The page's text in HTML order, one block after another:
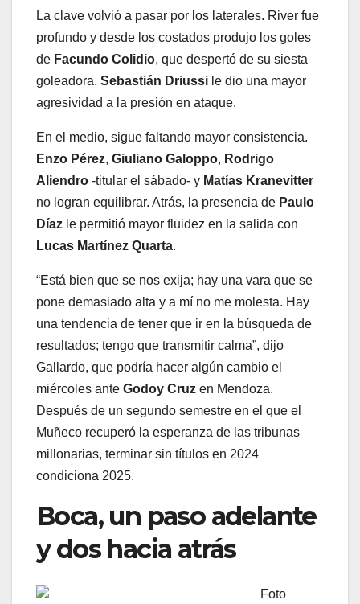
La clave volvió a pasar por los laterales. River fue
profundo y desde los costados produjo los goles
de Facundo Colidio, que despertó de su siesta
goleadora. Sebastián Driussi le dio una mayor
agresividad a la presión en ataque.
En el medio, sigue faltando mayor consistencia.
Enzo Pérez, Giuliano Galoppo, Rodrigo
Aliendro -titular el sábado- y Matías Kranevitter
no logran equilibrar. Atrás, la presencia de Paulo
Díaz le permitió mayor fluidez en la salida con
Lucas Martínez Quarta.
“Está bien que se nos exija; hay una vara que se
pone demasiado alta y a mí no me molesta. Hay
una tendencia de tener que ir en la búsqueda de
resultados; tengo que transmitir calma”, dijo
Gallardo, que podría hacer algún cambio el
miércoles ante Godoy Cruz en Mendoza.
Después de un segundo semestre en el que el
Muñeco recuperó la esperanza de las tribunas
millonarias, terminar sin títulos en 2024
condiciona 2025.
Boca, un paso adelante
y dos hacia atrás
Foto